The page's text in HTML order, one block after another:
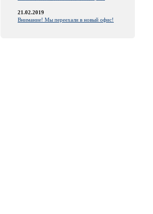
21.02.2019
Внимание! Мы переехали в новый офис!